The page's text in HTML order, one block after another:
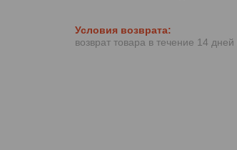
возврат товара в течение 14 дней